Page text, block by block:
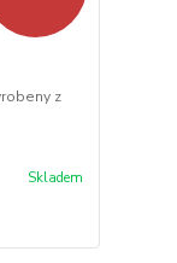
z
Skladem